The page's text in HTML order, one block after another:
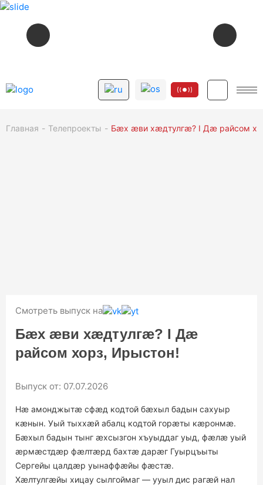
СЕЙЧАС В ЭФИРЕ
Главная Телепроекты Бæх æви хæдтулгæ? I Дæ райсом
Смотреть выпуск на
Бæх æви хæдтулгæ? I Дæ
райсом хорз, Ирыстон!
Выпуск от: 07.07.2026
Нæ амонджытæ сфæд кодтой бæхыл бадын сахуыр
кæнын. Уый тыххæй абалц кодтой горæты кæронмæ.
Бæхыл бадын тынг æхсызгон хъуыддаг уыд, фæлæ уый
æрмæстдæр фæлтæрд бахтæ дарæг Гуырцъыты
Сергейы цалдæр уынаффæйы фæстæ.
Хæлтулгæйы хицау сылгоймаг — ууыл дис рагæй нал